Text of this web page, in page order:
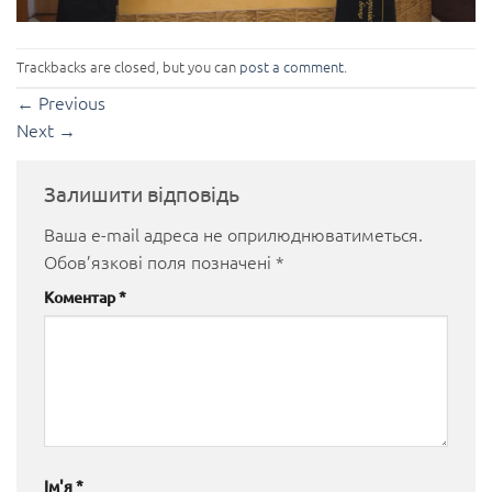
Trackbacks are closed, but you can post a comment.
← Previous
Next →
Залишити відповідь
Ваша e-mail адреса не оприлюднюватиметься.
Обов’язкові поля позначені *
Коментар*
Ім'я*